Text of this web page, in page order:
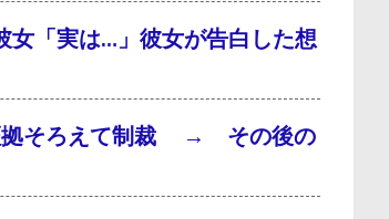
「実は…」彼女が告白した想
拠そろえて制裁 → その後の